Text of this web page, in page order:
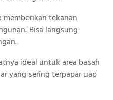
tekanan
Bisa langsung
ideal untuk area basah
yang sering terpapar uap